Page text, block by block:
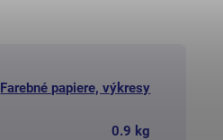
Farebné papiere, výkresy
0.9 kg